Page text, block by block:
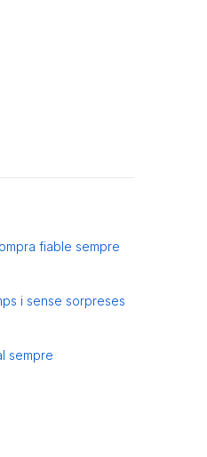
fiable sempre
i sense sorpreses
sempre